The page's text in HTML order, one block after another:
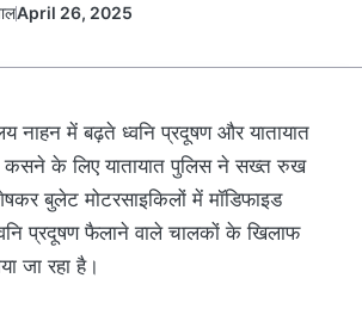
April 26, 2025
नाहन में बढ़ते ध्वनि प्रदूषण और यातायात
कसने के लिए यातायात पुलिस ने सख्त रुख
बुलेट मोटरसाइकिलों में मॉडिफाइड
प्रदूषण फैलाने वाले चालकों के खिलाफ
जा रहा है।